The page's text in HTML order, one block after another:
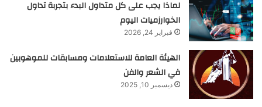
لماذا يجب على كل متداول البدء بتجربة تداول
الخوارزميات اليوم
فبراير 24, 2026
الهيئة العامة للاستعلامات ومسابقات للموهوبين
في الشعر والفن
ديسمبر 10, 2025